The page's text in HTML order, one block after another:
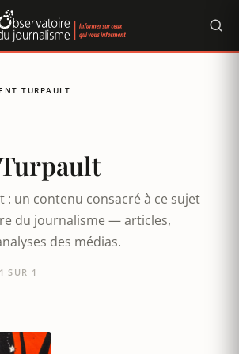
TURPAULT
: un contenu consacré à ce sujet
du journalisme — articles,
des médias.
SUR 1
cookies